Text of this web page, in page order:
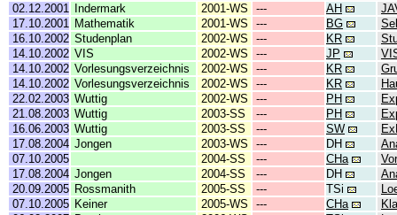
02.12.2001
Indermark 2001-WS --- AH
17.10.2001
Mathematik 2001-WS --- BG
16.10.2002 Studenplan 2002-WS --- KR
14.10.2002 VIS 2002-WS --- JP
14.10.2002 Vorlesungsverzeichnis 2002-WS --- KR
14.10.2002 Vorlesungsverzeichnis 2002-WS --- KR
22.02.2003 Wuttig 2002-WS --- PH
21.08.2003 Wuttig 2003-SS --- PH
16.06.2003 Wuttig 2003-SS --- SW
17.08.2004 Jongen 2003-WS --- DH
07.10.2005
2004-SS --- CHa
17.08.2004 Jongen 2004-SS --- DH
20.09.2005 Rossmanith 2005-SS --- TSi
07.10.2005 Keiner 2005-WS --- CHa